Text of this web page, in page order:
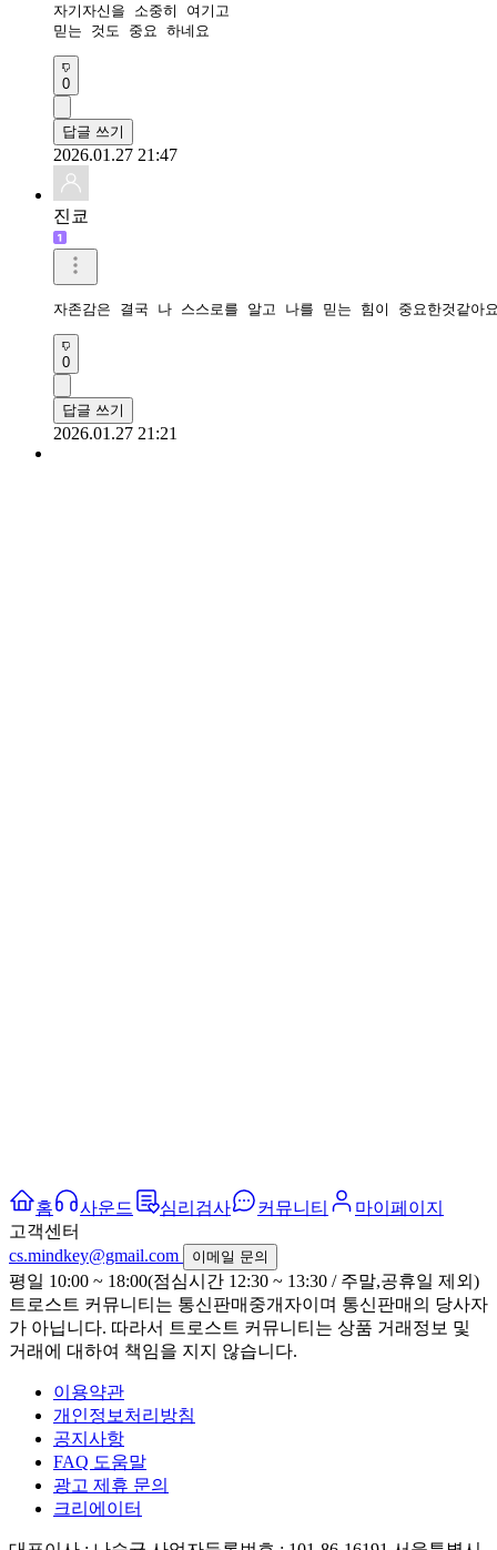
자기자신을 소중히 여기고
믿는 것도 중요 하네요
0
답글 쓰기
2026.01.27 21:47
진쿄
자존감은 결국 나 스스로를 알고 나를 믿는 힘이 중요한것같아
0
답글 쓰기
2026.01.27 21:21
홈 사운드 심리검사 커뮤니티
마이페이지
고객센터
cs.mindkey@gmail.com
이메일 문의
평일 10:00 ~ 18:00(점심시간 12:30 ~ 13:30 / 주말,공휴일 제외)
트로스트 커뮤니티는 통신판매중개자이며 통신판매의 당사자
가 아닙니다. 따라서 트로스트 커뮤니티는 상품 거래정보 및
거래에 대하여 책임을 지지 않습니다.
이용약관
개인정보처리방침
공지사항
FAQ 도움말
광고 제휴 문의
크리에이터